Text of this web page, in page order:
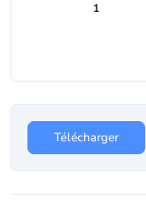
1
Télécharger